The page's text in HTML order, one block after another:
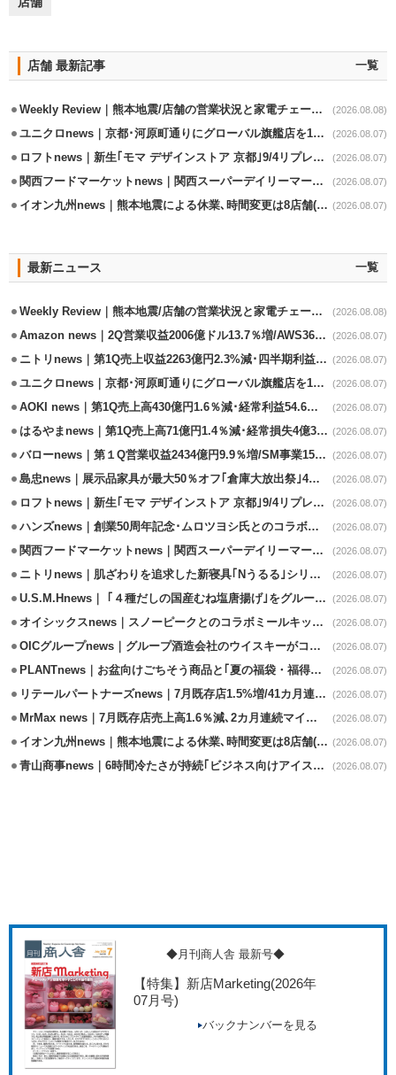
店舗 最新記事 一覧
Weekly Review｜熊本地震/店舗の営業状況と家電チェーンの支援策 (2026.08.08)
ユニクロnews｜京都･河原町通りにグローバル旗艦店を11/6開設 (2026.08.07)
ロフトnews｜新生｢モマ デザインストア 京都｣9/4リプレイスオープン (2026.08.07)
関西フードマーケットnews｜関西スーパーデイリーマート蒲生店8/7改装 (2026.08.07)
イオン九州news｜熊本地震による休業､時間変更は8店舗(8/7時点) (2026.08.07)
最新ニュース 一覧
Weekly Review｜熊本地震/店舗の営業状況と家電チェーンの支援策 (2026.08.08)
Amazon news｜2Q営業収益2006億ドル13.7％増/AWS36.8％％増が貢献 (2026.08.07)
ニトリnews｜第1Q売上収益2263億円2.3%減･四半期利益1.4％減 (2026.08.07)
ユニクロnews｜京都･河原町通りにグローバル旗艦店を11/6開設 (2026.08.07)
AOKI news｜第1Q売上高430億円1.6％減･経常利益54.6％減 (2026.08.07)
はるやまnews｜第1Q売上高71億円1.4％減･経常損失4億3800万円 (2026.08.07)
バローnews｜第１Q営業収益2434億円9.9％増/SM事業15.5％増と絶好調 (2026.08.07)
島忠news｜展示品家具が最大50％オフ｢倉庫大放出祭｣4店舗限定で開催 (2026.08.07)
ロフトnews｜新生｢モマ デザインストア 京都｣9/4リプレイスオープン (2026.08.07)
ハンズnews｜創業50周年記念･ムロツヨシ氏とのコラボ企画｢ムロハンズ｣開催 (2026.08.07)
関西フードマーケットnews｜関西スーパーデイリーマート蒲生店8/7改装 (2026.08.07)
ニトリnews｜肌ざわりを追求した新寝具｢Nうるる｣シリーズを発売 (2026.08.07)
U.S.M.Hnews｜ ｢４種だしの国産むね塩唐揚げ｣をグループ610店で共同販促 (2026.08.07)
オイシックスnews｜スノーピークとのコラボミールキット8/13発売 (2026.08.07)
OICグループnews｜グループ酒造会社のウイスキーがコンペティション受賞 (2026.08.07)
PLANTnews｜お盆向けごちそう商品と｢夏の福袋・福得カート｣8/8から開催 (2026.08.07)
リテールパートナーズnews｜7月既存店1.5%増/41カ月連続増 (2026.08.07)
MrMax news｜7月既存店売上高1.6％減､2カ月連続マイナス (2026.08.07)
イオン九州news｜熊本地震による休業､時間変更は8店舗(8/7時点) (2026.08.07)
青山商事news｜6時間冷たさが持続｢ビジネス向けアイスベスト｣発売 (2026.08.07)
◆月刊商人舎 最新号◆
【特集】新店Marketing(2026年
07月号)
バックナンバーを見る